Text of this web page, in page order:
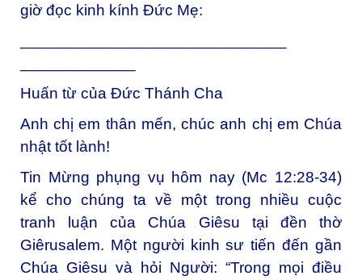
giờ đọc kinh kính Đức Mẹ:
Huấn từ của Đức Thánh Cha
Anh chị em thân mến, chúc anh chị em Chúa
nhật tốt lành!
Tin Mừng phụng vụ hôm nay (Mc 12:28-34)
kể cho chúng ta về một trong nhiều cuộc
tranh luận của Chúa Giêsu tại đền thờ
Giêrusalem. Một người kinh sư tiến đến gần
Chúa Giêsu và hỏi Người: “Trong mọi điều